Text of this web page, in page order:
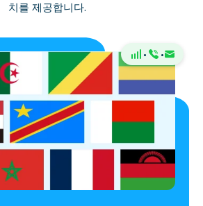
치를 제공합니다.
· ·